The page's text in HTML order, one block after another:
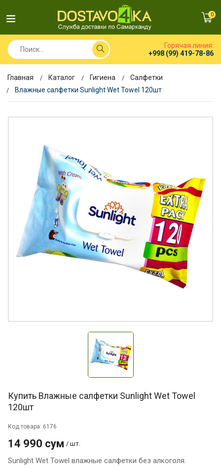
0
Горячая линия:
+998 (99) 419-78-86
Главная Каталог Гигиена
Салфетки
Влажные салфетки Sunlight Wet Towel 120шт
Купить Влажные салфетки Sunlight Wet Towel
120шт
Код товара: 6176
14 990 сум / шт.
Sunlight Wet Towel влажные салфетки без алкоголя.